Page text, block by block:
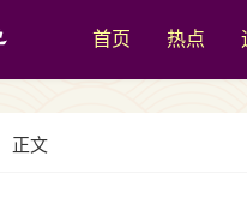
首页 热点
正文